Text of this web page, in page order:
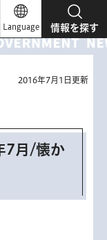
Language 情報を探す
2016年7月1日更新
7月/懐か